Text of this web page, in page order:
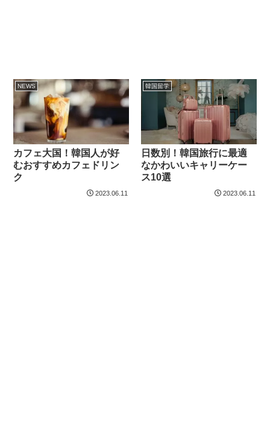
NEWS
カフェ大国！韓国人が好
むおすすめカフェドリン
ク
2023.06.11
韓国留学
日数別！韓国旅行に最適
なかわいいキャリーケー
ス10選
2023.06.11